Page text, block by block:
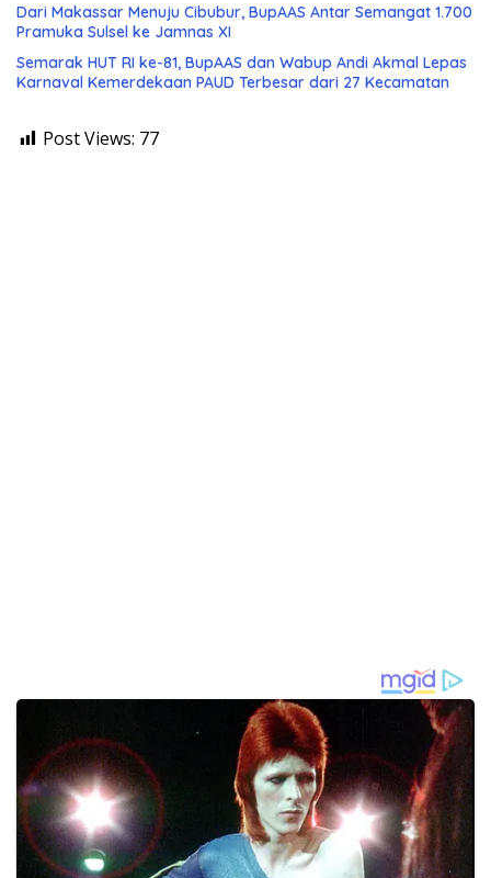
Dari Makassar Menuju Cibubur, BupAAS Antar Semangat 1.700
Pramuka Sulsel ke Jamnas XI
Semarak HUT RI ke-81, BupAAS dan Wabup Andi Akmal Lepas
Karnaval Kemerdekaan PAUD Terbesar dari 27 Kecamatan
Post Views: 77